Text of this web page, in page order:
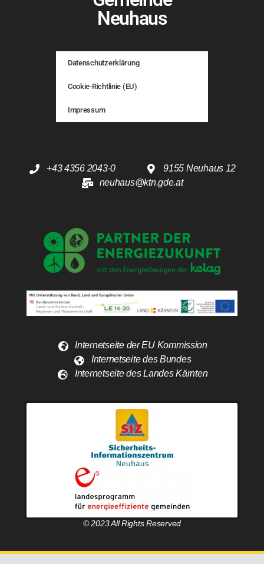
Neuhaus
Datenschutzerklärung
Cookie-Richtlinie (EU)
Impressum
+43 4356 2043-0
9155 Neuhaus 12
neuhaus@ktn.gde.at
Internetseite der EU Kommission
Internetseite des Bundes
Internetseite des Landes Kärnten
© 2023 All Rights Reserved